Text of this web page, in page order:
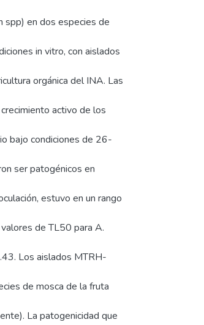
spp) en dos especies de
in vitro, con aislados
orgánica del INA. Las
activo de los
bajo condiciones de 26-
ser patogénicos en
estuvo en un rango
de TL50 para A.
Los aislados MTRH-
de mosca de la fruta
La patogenicidad que